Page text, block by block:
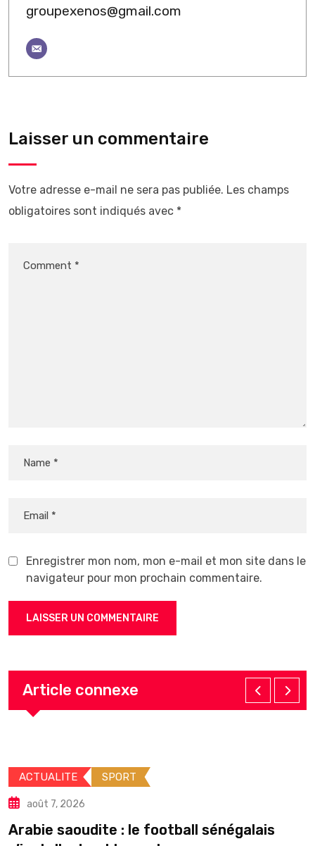
groupexenos@gmail.com
Laisser un commentaire
Votre adresse e-mail ne sera pas publiée. Les champs
obligatoires sont indiqués avec *
Enregistrer mon nom, mon e-mail et mon site dans le
navigateur pour mon prochain commentaire.
Article connexe
ACTUALITE SPORT
août 7, 2026
Arabie saoudite : le football sénégalais